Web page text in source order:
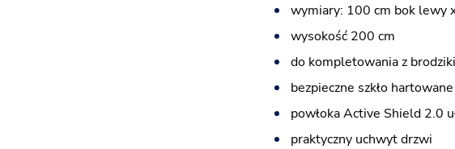
wymiary: 100 cm bok lewy
wysokość 200 cm
do kompletowania z
bezpieczne szkło
powłoka Active Shield 2.0
praktyczny uchwyt drzwi